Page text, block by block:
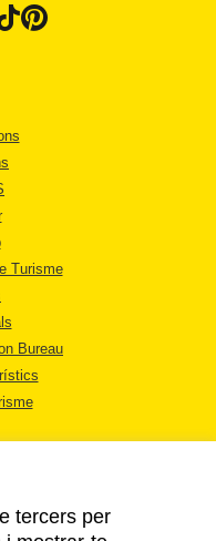
Turisme
Bureau
tercers per